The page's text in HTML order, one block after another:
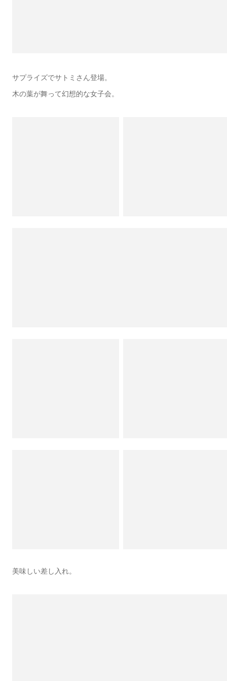
サプライズでサトミさん登場。
木の葉が舞って幻想的な女子会。
美味しい差し入れ。